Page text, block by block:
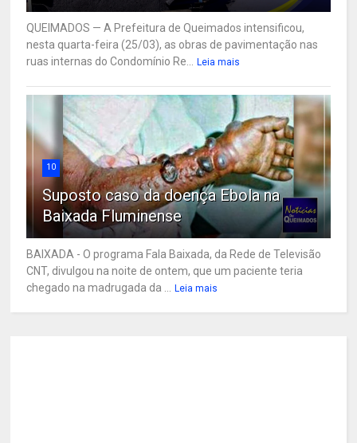
QUEIMADOS — A Prefeitura de Queimados intensificou,
nesta quarta-feira (25/03), as obras de pavimentação nas
ruas internas do Condomínio Re...
Leia mais
10
Suposto caso da doença Ebola na
Baixada Fluminense
BAIXADA - O programa Fala Baixada, da Rede de Televisão
CNT, divulgou na noite de ontem, que um paciente teria
chegado na madrugada da ...
Leia mais